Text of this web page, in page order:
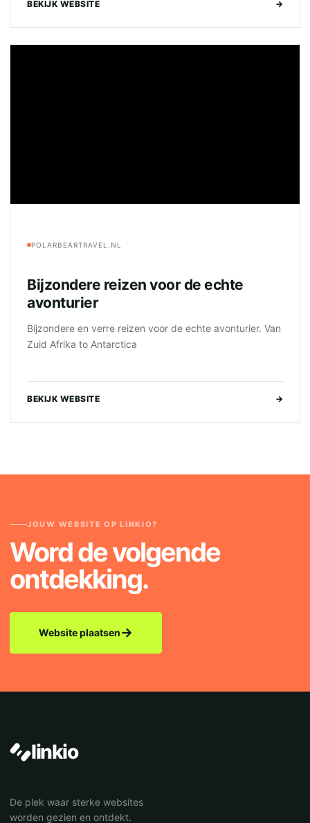
BEKIJK WEBSITE →
POLARBEARTRAVEL.NL
Bijzondere reizen voor de echte
avonturier
Bijzondere en verre reizen voor de echte avonturier. Van
Zuid Afrika to Antarctica
BEKIJK WEBSITE →
JOUW WEBSITE OP LINKIO?
Word de volgende
ontdekking.
Website plaatsen→
linkio
De plek waar sterke websites
worden gezien en ontdekt.